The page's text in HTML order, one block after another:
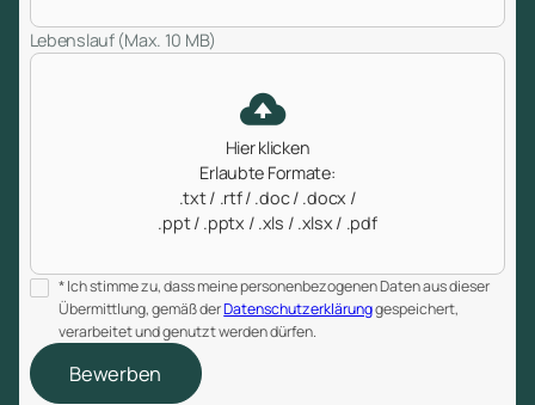
Lebenslauf (Max. 10 MB)
Hier klicken
Erlaubte Formate:
.txt / .rtf / .doc / .docx /
.ppt / .pptx / .xls / .xlsx / .pdf
* Ich stimme zu, dass meine personenbezogenen Daten aus dieser
Übermittlung, gemäß derDatenschutzerklärunggespeichert,
verarbeitet und genutzt werden dürfen.
Bewerben